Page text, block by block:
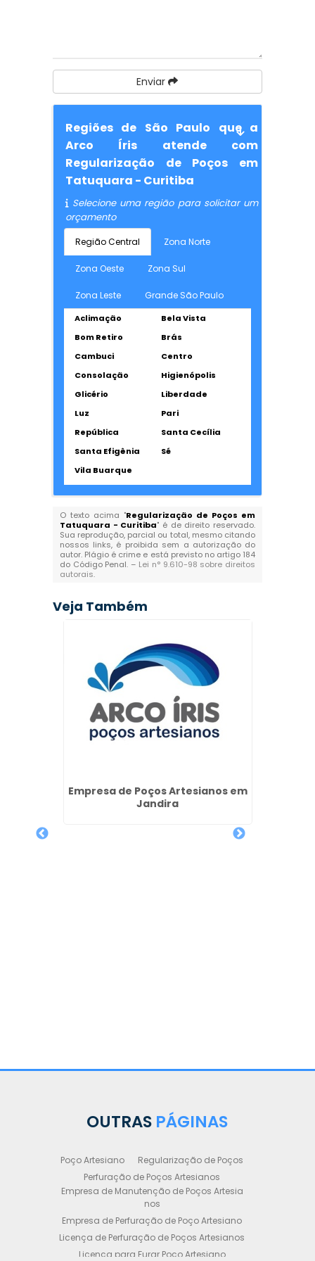
Enviar
Regiões de São Paulo que a
Arco Íris atende com
Regularização de Poços em
Tatuquara - Curitiba
Selecione uma região para solicitar um
orçamento
Região Central Zona Norte
Zona Oeste Zona Sul
Zona Leste Grande São Paulo
Aclimação
Bela Vista
Bom Retiro
Brás
Cambuci
Centro
Consolação
Higienópolis
Glicério
Liberdade
Luz
Pari
República
Santa Cecília
Santa Efigênia
Sé
Vila Buarque
O texto acima "Regularização de Poços em
Tatuquara - Curitiba" é de direito reservado.
Sua reprodução, parcial ou total, mesmo citando
nossos links, é proibida sem a autorização do
autor. Plágio é crime e está previsto no artigo 184
do Código Penal. – Lei n° 9.610-98 sobre direitos
autorais.
Veja Também
Empresa de Poços Artesianos em
Jandira
OUTRAS PÁGINAS
Poço Artesiano
Regularização de Poços
Perfuração de Poços Artesianos
Empresa de Manutenção de Poços Artesia
nos
Empresa de Perfuração de Poço Artesiano
Licença de Perfuração de Poços Artesianos
Licença para Furar Poço Artesiano